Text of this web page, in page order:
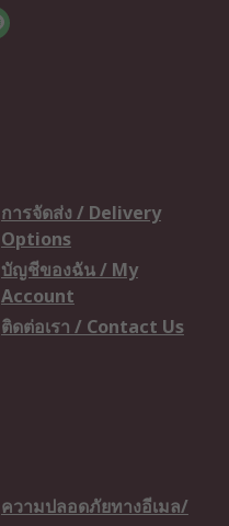
การจัดส่ง / Delivery
Options
บัญชีของฉัน / My
Account
ติดต่อเรา / Contact Us
ความปลอดภัยทางอีเมล/